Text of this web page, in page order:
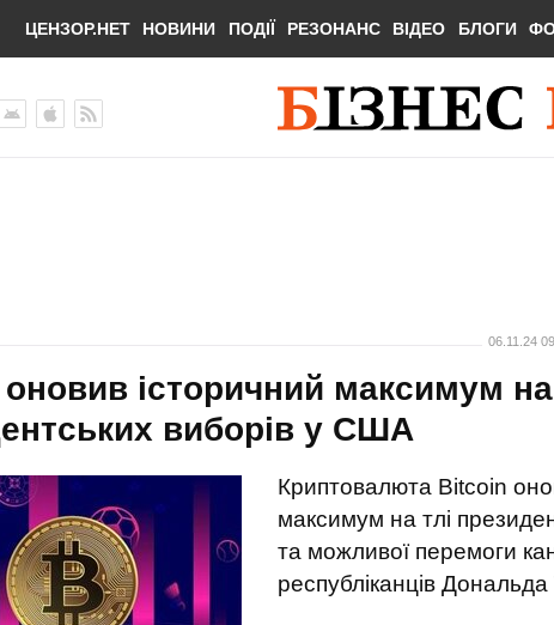
ЦЕНЗОР.НЕТ НОВИНИ ПОДІЇ РЕЗОНАНС ВІДЕО БЛОГИ
06.11.24
історичний максимум на
виборів у США
Криптовалюта Bitcoin
максимум на тлі
та можливої перемоги
республіканців